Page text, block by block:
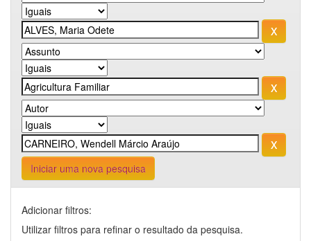
Iniciar uma nova pesquisa
Adicionar filtros:
Utilizar filtros para refinar o resultado da pesquisa.